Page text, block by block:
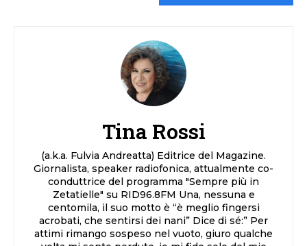
Tina Rossi
(a.k.a. Fulvia Andreatta) Editrice del Magazine.
Giornalista, speaker radiofonica, attualmente co-
conduttrice del programma "Sempre più in
Zetatielle" su RID96.8FM Una, nessuna e
centomila, il suo motto è “è meglio fingersi
acrobati, che sentirsi dei nani” Dice di sé:” Per
attimi rimango sospeso nel vuoto, giuro qualche